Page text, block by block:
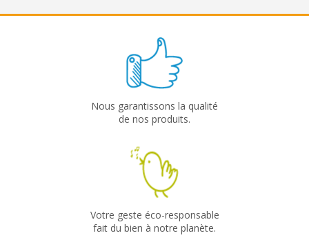
Nous garantissons la qualité
de nos produits.
Votre geste éco-responsable
fait du bien à notre planète.